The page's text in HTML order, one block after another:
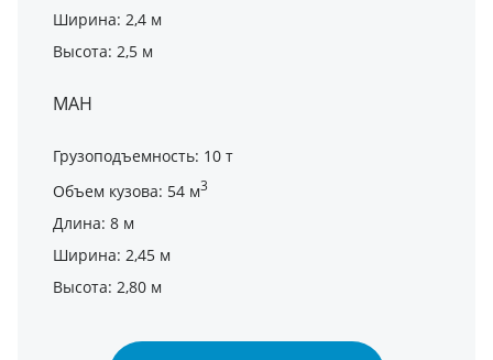
Ширина: 2,4 м
Высота: 2,5 м
МАН
Грузоподъемность: 10 т
Объем кузова: 54 м3
Длина: 8 м
Ширина: 2,45 м
Высота: 2,80 м